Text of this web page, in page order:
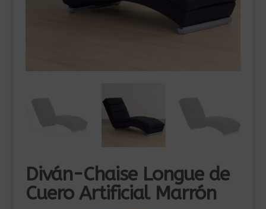
Diván-Chaise Longue de
Cuero Artificial Marrón